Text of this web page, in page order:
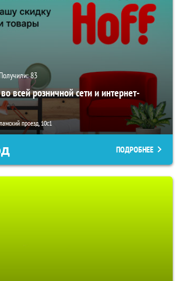
Получили:83
всей розничной сети и интернет-
проезд, 10с1
ПОДРОБНЕЕ